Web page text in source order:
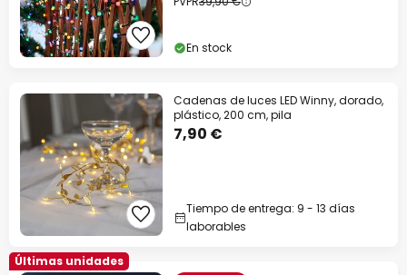
En stock
Cadenas de luces LED Winny, dorado,
plástico, 200 cm, pila
7,90 €
Tiempo de entrega: 9 - 13 días
laborables
Últimas unidades